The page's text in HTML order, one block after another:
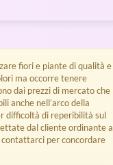
fiori e piante di qualità e
ma occorre tenere
dai prezzi di mercato che
anche nell’arco della
difficoltà di reperibilità sul
dal cliente ordinante a
per concordare